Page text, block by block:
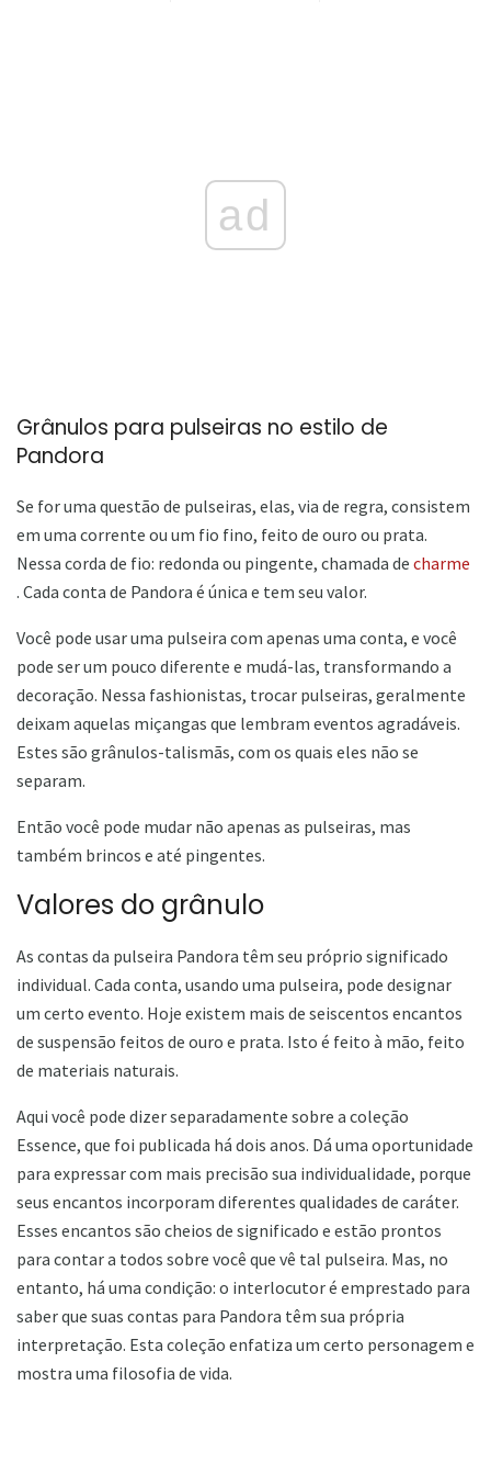
ad
Grânulos para pulseiras no estilo de
Pandora
Se for uma questão de pulseiras, elas, via de regra, consistem
em uma corrente ou um fio fino, feito de ouro ou prata.
Nessa corda de fio: redonda ou pingente, chamada de charme
. Cada conta de Pandora é única e tem seu valor.
Você pode usar uma pulseira com apenas uma conta, e você
pode ser um pouco diferente e mudá-las, transformando a
decoração. Nessa fashionistas, trocar pulseiras, geralmente
deixam aquelas miçangas que lembram eventos agradáveis.
Estes são grânulos-talismãs, com os quais eles não se
separam.
Então você pode mudar não apenas as pulseiras, mas
também brincos e até pingentes.
Valores do grânulo
As contas da pulseira Pandora têm seu próprio significado
individual. Cada conta, usando uma pulseira, pode designar
um certo evento. Hoje existem mais de seiscentos encantos
de suspensão feitos de ouro e prata. Isto é feito à mão, feito
de materiais naturais.
Aqui você pode dizer separadamente sobre a coleção
Essence, que foi publicada há dois anos. Dá uma oportunidade
para expressar com mais precisão sua individualidade, porque
seus encantos incorporam diferentes qualidades de caráter.
Esses encantos são cheios de significado e estão prontos
para contar a todos sobre você que vê tal pulseira. Mas, no
entanto, há uma condição: o interlocutor é emprestado para
saber que suas contas para Pandora têm sua própria
interpretação. Esta coleção enfatiza um certo personagem e
mostra uma filosofia de vida.